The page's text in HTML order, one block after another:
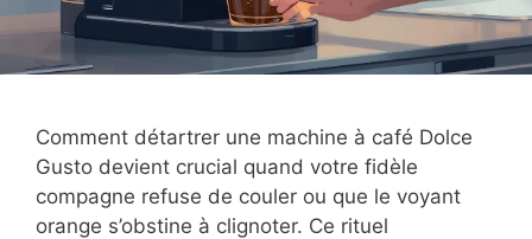
Comment détartrer une machine à café Dolce
Gusto devient crucial quand votre fidèle
compagne refuse de couler ou que le voyant
orange s’obstine à clignoter. Ce rituel